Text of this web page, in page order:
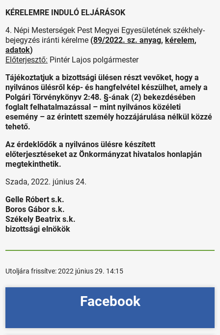
KÉRELEMRE INDULÓ ELJÁRÁSOK
4. Népi Mesterségek Pest Megyei Egyesületének székhely-
bejegyzés iránti kérelme (89/2022. sz. anyag,kérelem,
adatok)
Előterjesztő: Pintér Lajos polgármester
Tájékoztatjuk a bizottsági ülésen részt vevőket, hogy a
nyilvános ülésről kép- és hangfelvétel készülhet, amely a
Polgári Törvénykönyv 2:48. §-ának (2) bekezdésében
foglalt felhatalmazással – mint nyilvános közéleti
esemény – az érintett személy hozzájárulása nélkül közzé
tehető.
Az érdeklődők a nyilvános ülésre készített
előterjesztéseket az Önkormányzat hivatalos honlapján
megtekinthetik.
Szada, 2022. június 24.
Gelle Róbert s.k.
Boros Gábor s.k.
Székely Beatrix s.k.
bizottsági elnökök
Utoljára frissítve:2022 június 29. 14:15
Facebook